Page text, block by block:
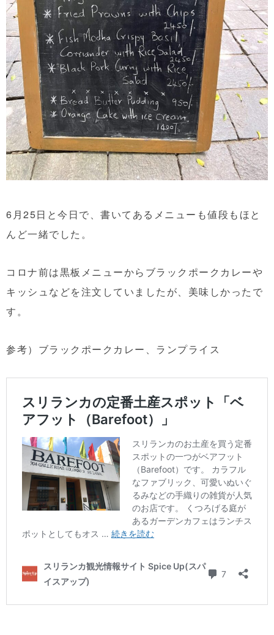
6月25日と今日で、書いてあるメニューも値段もほと
んど一緒でした。
コロナ前は黒板メニューからブラックポークカレーや
キッシュなどを注文していましたが、美味しかったで
す。
参考）ブラックポークカレー、ランプライス